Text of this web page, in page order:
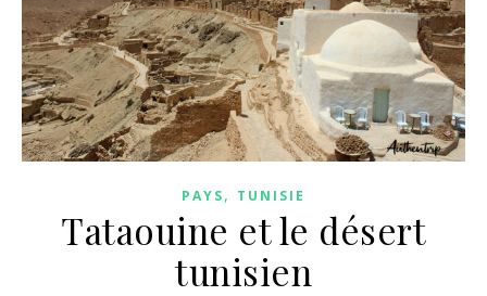
PAYS, TUNISIE
Tataouine et le désert
tunisien